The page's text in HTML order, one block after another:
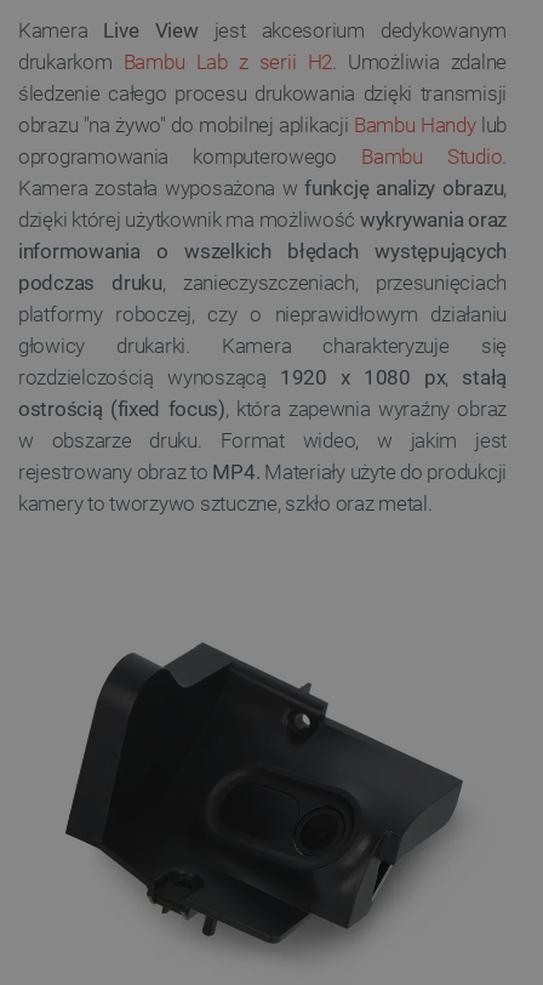
Kamera Live View jest akcesorium dedykowanym
drukarkom Bambu Lab z serii H2. Umożliwia zdalne
śledzenie całego procesu drukowania dzięki transmisji
obrazu "na żywo" do mobilnej aplikacji Bambu Handylub
oprogramowania komputerowego Bambu Studio.
Kamera została wyposażona wfunkcję analizy obrazu,
dzięki której użytkownik ma możliwość wykrywania oraz
informowania o wszelkich błędach występujących
podczas druku, zanieczyszczeniach, przesunięciach
platformy roboczej, czy o nieprawidłowym działaniu
głowicy drukarki. Kamera charakteryzuje się
rozdzielczością wynoszącą 1920 x 1080 px, stałą
ostrością (fixed focus), która zapewnia wyraźny obraz
w obszarze druku. Format wideo, w jakim jest
rejestrowany obraz to MP4. Materiały użyte do produkcji
kamery to tworzywo sztuczne, szkło oraz metal.